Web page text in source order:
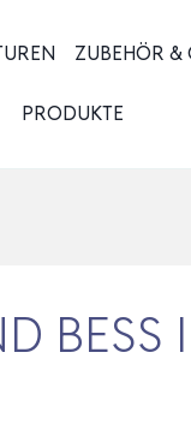
ZUBEHÖR &
PRODUKTE
BESS